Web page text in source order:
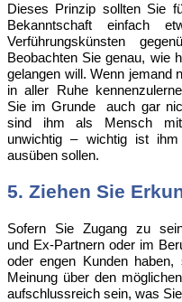
Dieses Prinzip sollten Sie
Bekanntschaft einfach
Verführungskünsten
Beobachten Sie genau, wie
gelangen will. Wenn jemand
in aller Ruhe
Sie im Grunde auch gar
sind ihm als Mensch mit
unwichtig – wichtig ist
ausüben sollen.
5. Ziehen Sie
Sofern Sie Zugang zu
und Ex-Partnern oder im
oder engen Kunden
Meinung über den
aufschlussreich sein, was